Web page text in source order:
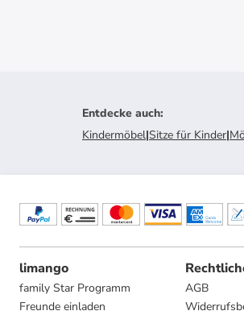
Entdecke auch:
Kindermöbel|Sitze für Kinder|
limango
family Star Programm
Freunde einladen
AGB